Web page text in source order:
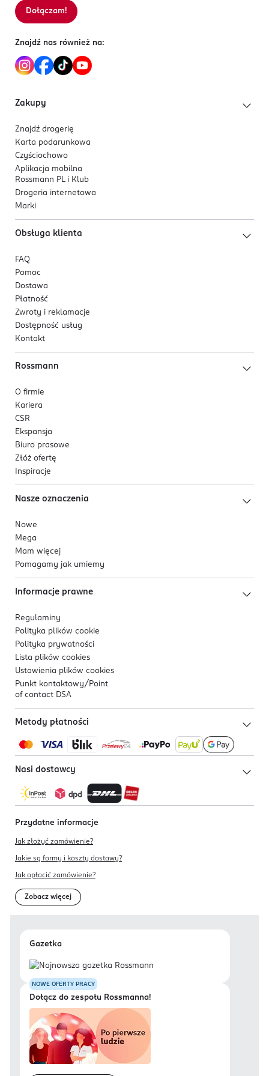
Sortowanie wg
Dołączam!
Znajdź nas również na:
Zakupy
Znajdź drogerię
Karta podarunkowa
Czyściochowo
Aplikacja mobilna
Rossmann PL i Klub
Drogeria internetowa
Marki
Obsługa klienta
FAQ
Pomoc
Dostawa
Płatność
Zwroty i reklamacje
Dostępność usług
Kontakt
Rossmann
O firmie
Kariera
CSR
Ekspansja
Biuro prasowe
Złóż ofertę
Inspiracje
Nasze oznaczenia
Nowe
Mega
Mam więcej
Pomagamy jak umiemy
Informacje prawne
Regulaminy
Polityka plików cookie
Polityka prywatności
Lista plików cookies
Ustawienia plików cookies
Punkt kontaktowy/ Point
of contact DSA
Metody płatności
Nasi dostawcy
Przydatne informacje
Jak złożyć zamówienie?
Jakie są formy i koszty dostawy?
Jak opłacić zamówienie?
Zobacz więcej
Gazetka
NOWE OFERTY PRACY
Dołącz do zespołu Rossmanna!